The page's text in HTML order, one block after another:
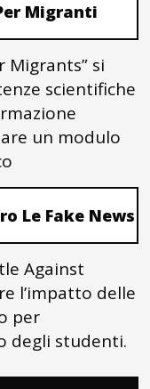
Migranti
Migrants” si
scientifiche
un modulo
Le Fake News
Against
l’impatto delle
per
degli studenti.